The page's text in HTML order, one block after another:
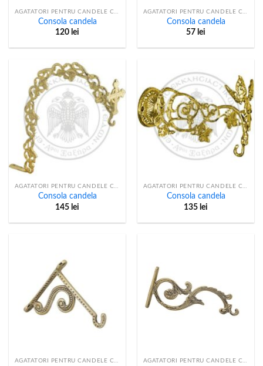
Consola candela
120 lei
Consola candela
57 lei
Consola candela
145 lei
Consola candela
135 lei
AGATATORI PENTRU CANDELE CU LANT AGATATORI PENTRU CANDELE CU LANT